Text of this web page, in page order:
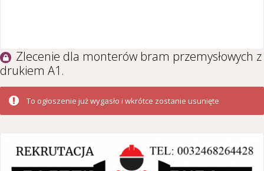
Zlecenie dla monterów bram przemysłowych z
drukiem A1.
To ogłoszenie już wygasło i wkrótce zostanie usunięte